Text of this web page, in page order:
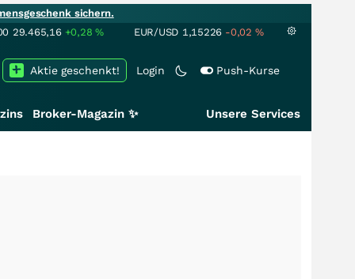
sichern.
29.465,16 +0,28% EUR/USD 1,15226 -0,02 %
Login Push-Kurse
Aktie geschenkt!
Broker-Magazin ✨ Unsere Services